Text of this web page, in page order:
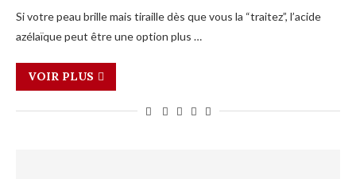
Si votre peau brille mais tiraille dès que vous la “traitez”, l’acide
azélaïque peut être une option plus …
VOIR PLUS